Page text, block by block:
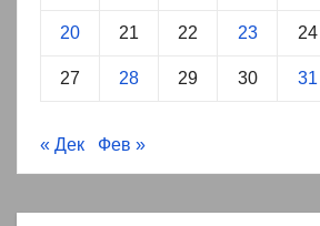
20 21 22 23 24
27 28 29 30 31
« Дек Фев »